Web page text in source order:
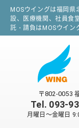
MOSウイングは福岡
設、医療機関、社員食
託・請負はMOSウイン
〒802-0053
Tel. 093-
月曜日～金曜日